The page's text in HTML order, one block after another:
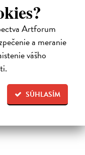
Artforum
a meranie
vášho
SÚHLASÍM
systémům,
estetic...